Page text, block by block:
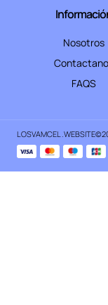
Nosotros
FAQS
LOSVAMCEL .WEBSITE